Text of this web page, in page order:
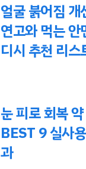
얼굴 붉어짐 개
연고와 먹는 안
디시 추천 리스
눈 피로 회복
BEST 9 실사
과